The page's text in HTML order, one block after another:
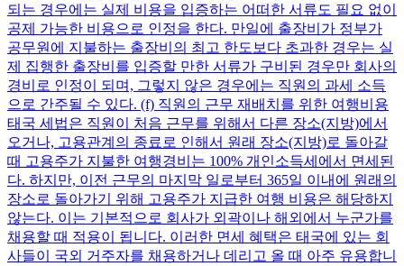
되는 경우에는 실제 비용을 입증하는 어떠한 서류도 필요 없이
공제 가능한 비용으로 인정을 한다. 만일에 출장비가 정부가
공무원에 지불하는 출장비의 최고 한도보다 초과한 경우는 실
제 집행한 출장비를 입증할 만한 서류가 구비된 경우만 회사의
경비로 인정이 되며, 그렇지 않은 경우에는 직원의 과세 소득
으로 간주될 수 있다. (f) 직원의 근무 재배치를 위한 여행비용
태국 세법은 직원이 처음 근무를 위해서 다른 장소(지방)에서
오거나, 고용관계의 종료로 인해서 원래 장소(지방)로 돌아갈
때 고용주가 지불한 여행경비는 100% 개인소득세에서 면세된
다. 하지만, 이전 근무의 마지막 일로부터 365일 이내에 원래의
장소로 돌아가기 위해 고용주가 지급한 여행 비용은 해당하지
않는다. 이는 기본적으로 회사가 외곽이나 해외에서 누군가를
채용할 때 적용이 됩니다. 이러한 면세 혜택은 태국에 있는 회
사들이 국외 거주자를 채용하거나 데리고 올 때 아주 유용합니